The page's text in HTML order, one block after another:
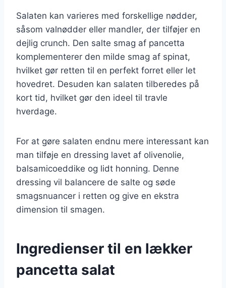
Salaten kan varieres med forskellige nødder,
såsom valnødder eller mandler, der tilføjer en
dejlig crunch. Den salte smag af pancetta
komplementerer den milde smag af spinat,
hvilket gør retten til en perfekt forret eller let
hovedret. Desuden kan salaten tilberedes på
kort tid, hvilket gør den ideel til travle
hverdage.
For at gøre salaten endnu mere interessant kan
man tilføje en dressing lavet af olivenolie,
balsamicoeddike og lidt honning. Denne
dressing vil balancere de salte og søde
smagsnuancer i retten og give en ekstra
dimension til smagen.
Ingredienser til en lækker
pancetta salat